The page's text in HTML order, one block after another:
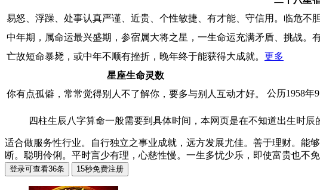
易怒、浮躁、处事认真严谨、近贵、个性敏捷、有才能、守信用。临危
中年期，属命运最兴盛期，参宿属大将之星，一生命运充满矛盾、挑战
亡故短命暴毙，或中年不顺有挫折，晚年终于能获得大成就。 更多
星座生命灵数
你有点孤僻，常常觉得别人不了解你，要多与别人互动才好。
公历1958年
四柱生辰八字算命一般需要到具体时间，本网页是在不知道出生时
适合做服务性行业。自行独立之事业成就，远方发展尤佳。善于理财。能
断。聪明伶俐。平时言少有理，心慈性慢。一生多忧少乐，即使富贵也不免